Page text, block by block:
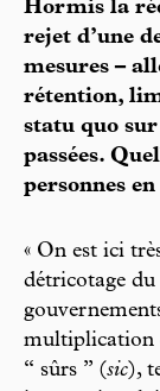
Hormis la
rejet d’une
mesures –
rétention,
statu quo
passées.
personnes
« On est ici
détricotage
multiplication
“ sûrs ” (sic),